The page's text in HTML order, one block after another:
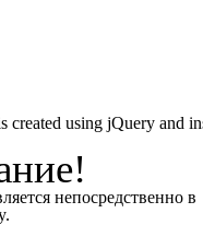
using jQuery and
непосредственно в